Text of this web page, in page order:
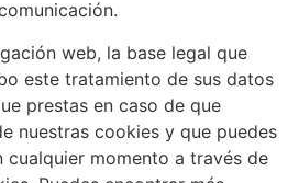
web, la base legal que
este tratamiento de sus datos
prestas en caso de que
nuestras cookies y que puedes
momento a través de